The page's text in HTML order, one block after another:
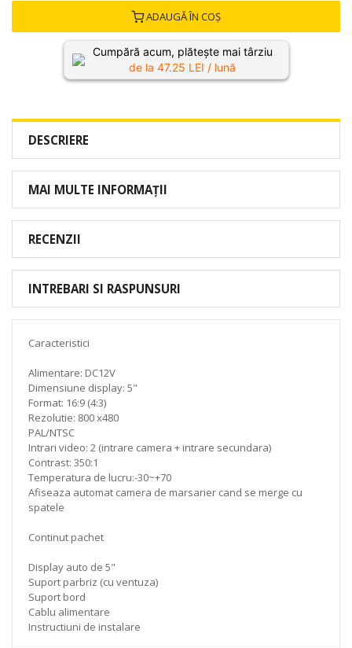
ADAUGĂ ÎN COȘ
Cumpără acum, plătește mai târziu
de la 47.25 LEI / lună
DESCRIERE
MAI MULTE INFORMAȚII
RECENZII
INTREBARI SI RASPUNSURI
Caracteristici
Alimentare: DC12V
Dimensiune display: 5"
Format: 16:9 (4:3)
Rezolutie: 800 x480
PAL/NTSC
Intrari video: 2 (intrare camera + intrare secundara)
Contrast: 350:1
Temperatura de lucru:-30~+70
Afiseaza automat camera de marsarier cand se merge cu
spatele
Continut pachet
Display auto de 5"
Suport parbriz (cu ventuza)
Suport bord
Cablu alimentare
Instructiuni de instalare